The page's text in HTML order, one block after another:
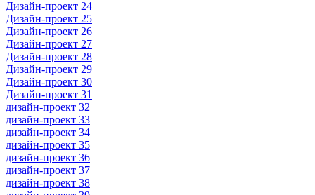
Дизайн-проект 24
Дизайн-проект 25
Дизайн-проект 26
Дизайн-проект 27
Дизайн-проект 28
Дизайн-проект 29
Дизайн-проект 30
Дизайн-проект 31
дизайн-проект 32
дизайн-проект 33
дизайн-проект 34
дизайн-проект 35
дизайн-проект 36
дизайн-проект 37
дизайн-проект 38